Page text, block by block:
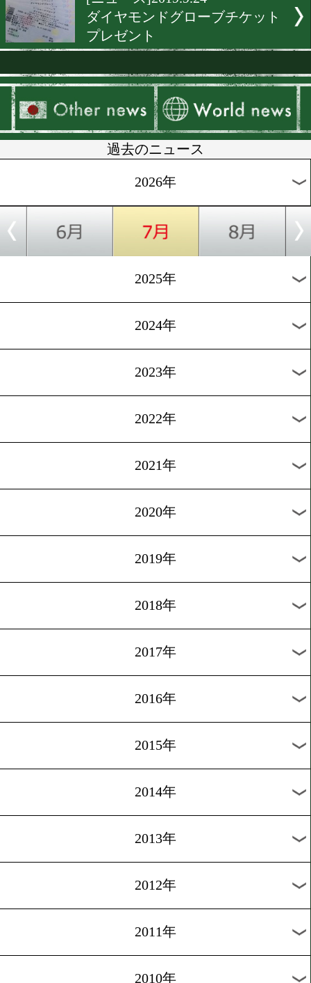
全日本新人王決定戦チケッ
レゼント
[テレビ欄]2019.11.6
プロフェッショナル仕事の
「モンスターの素顔」
[ニュース]2019.10.23
阪下優友からうれしいプレ
ト
[ニュース]2019.10.15
東日本新人王決勝戦チケッ
レゼント
[ニュース]2019.9.24
プレゼント
2026年
2025年
2023年
2021年
2020年